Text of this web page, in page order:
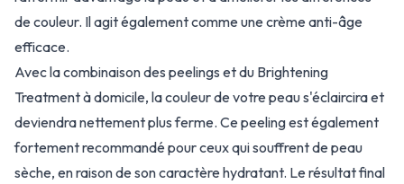
de couleur. Il agit également comme une crème anti-âge
efficace.
Avec la combinaison des peelings et du Brightening
Treatment à domicile, la couleur de votre peau s'éclaircira et
deviendra nettement plus ferme. Ce peeling est également
fortement recommandé pour ceux qui souffrent de peau
sèche, en raison de son caractère hydratant. Le résultat final